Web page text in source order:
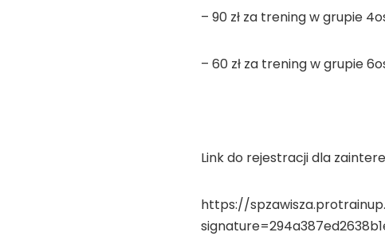
– 90 zł za trening w grupie
– 60 zł za trening w grupie
Link do rejestracji dla
https://